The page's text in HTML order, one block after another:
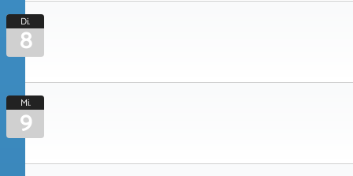
Di.
8
Mi.
9